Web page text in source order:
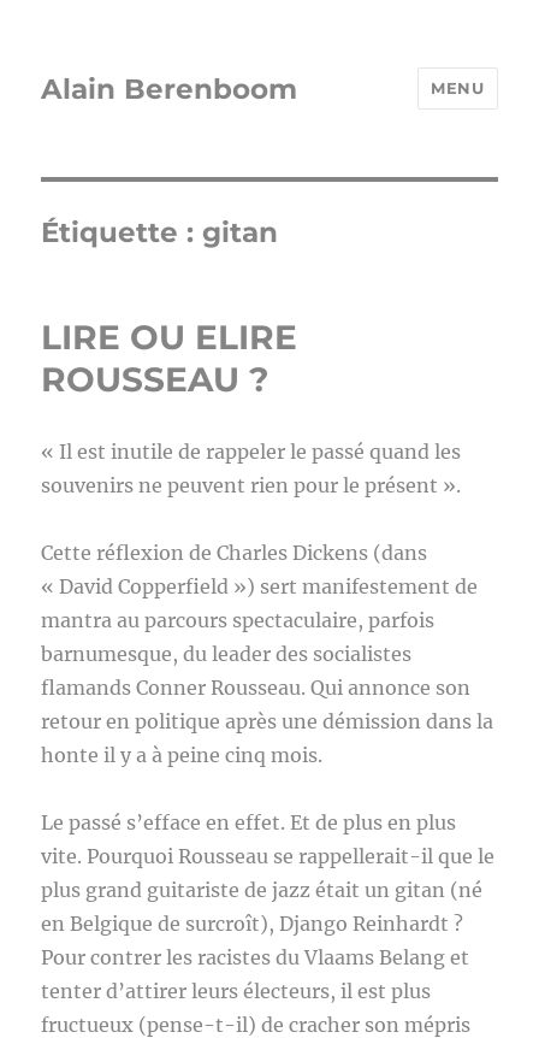
Alain Berenboom MENU
Étiquette :gitan
LIRE OU ELIRE
ROUSSEAU ?
« Il est inutile de rappeler le passé quand les
souvenirs ne peuvent rien pour le présent ».
Cette réflexion de Charles Dickens (dans
« David Copperfield ») sert manifestement de
mantra au parcours spectaculaire, parfois
barnumesque, du leader des socialistes
flamands Conner Rousseau. Qui annonce son
retour en politique après une démission dans la
honte il y a à peine cinq mois.
Le passé s’efface en effet. Et de plus en plus
vite. Pourquoi Rousseau se rappellerait-il que le
plus grand guitariste de jazz était un gitan (né
en Belgique de surcroît), Django Reinhardt ?
Pour contrer les racistes du Vlaams Belang et
tenter d’attirer leurs électeurs, il est plus
fructueux (pense-t-il) de cracher son mépris